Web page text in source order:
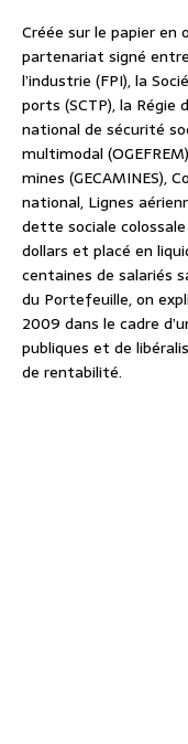
Créée sur le papier en
partenariat signé
l’industrie (FPI), la
ports (SCTP), la Régie
national de sécurité
multimodal
mines (GECAMINES),
national, Lignes
dette sociale
dollars et placé en
centaines de salariés
du Portefeuille, on
2009 dans le cadre
publiques et de
de rentabilité.